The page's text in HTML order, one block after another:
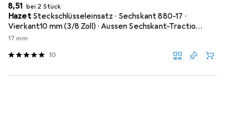
EUR
8,51 bei 2 Stück
Hazet Steckschlüsseleinsatz ∙ Sechskant 880-17 ∙
Vierkant10 mm (3/8 Zoll) ∙ Aussen Sechskant-Tractio…
17 mm
10